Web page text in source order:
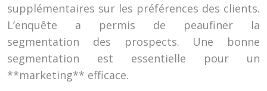
supplémentaires sur les préférences des clients.
L’enquête a permis de peaufiner la
segmentation des prospects. Une bonne
segmentation est essentielle pour un
**marketing** efficace.